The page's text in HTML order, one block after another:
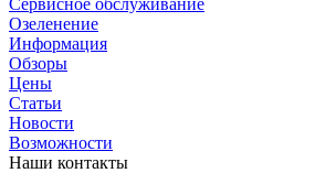
Озеленение
Информация
Обзоры
Цены
Статьи
Новости
Возможности
Наши контакты